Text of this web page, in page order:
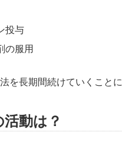
投与
の服用
を長期間続けていくことに
動は？